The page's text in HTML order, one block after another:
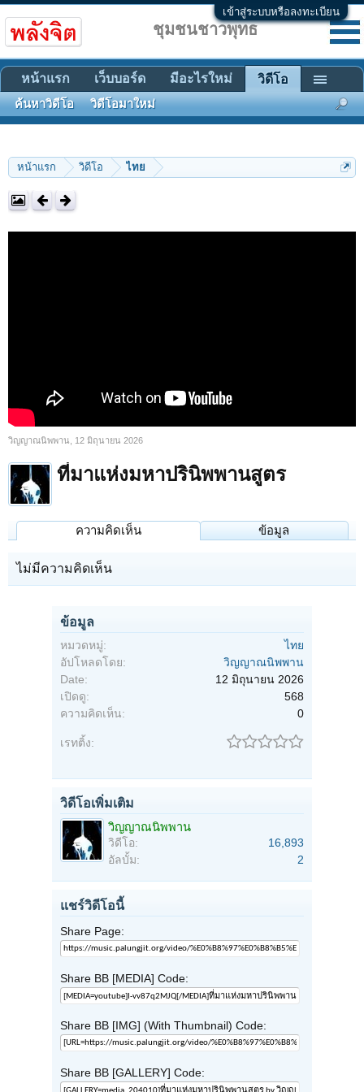
เข้าสู่ระบบหรือลงทะเบียน
หน้าแรก วิดีโอ ไทย
วิญญาณนิพพาน 12 มิถุนายน 2026
ที่มาแห่งมหาปรินิพพานสูตร
ความคิดเห็น ข้อมูล
ไม่มีความคิดเห็น
ข้อมูล
หมวดหมู่:
ไทย
อัปโหลดโดย:
วิญญาณนิพพาน
Date:
12 มิถุนายน 2026
เปิดดู:
568
ความคิดเห็น:
0
เรทติ้ง:
วิดีโอเพิ่มเติม
วิญญาณนิพพาน
วิดีโอ:
16,893
อัลบั้ม:
2
แชร์วิดีโอนี้
Share Page:
Share BB [MEDIA] Code:
Share BB [IMG] (With Thumbnail) Code:
Share BB [GALLERY] Code:
ชุมชนชาวพุทธ
หน้าแรก เว็บบอร์ด มีอะไรใหม่ วิดีโอ
ค้นหาวิดีโอ วิดีโอมาใหม่